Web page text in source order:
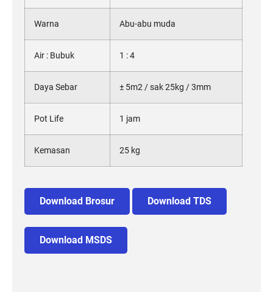
Warna Abu-abu muda
Air : Bubuk 1 : 4
Daya Sebar ± 5m2 / sak 25kg / 3mm
Pot Life 1 jam
Kemasan 25 kg
Download Brosur Download TDS
Download MSDS